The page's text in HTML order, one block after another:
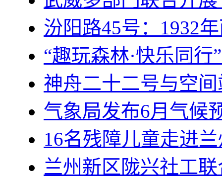
汾阳路45号：1932
“趣玩森林·快乐同
神舟二十二号与空
气象局发布6月气候
16名残障儿童走进
兰州新区陇兴社工